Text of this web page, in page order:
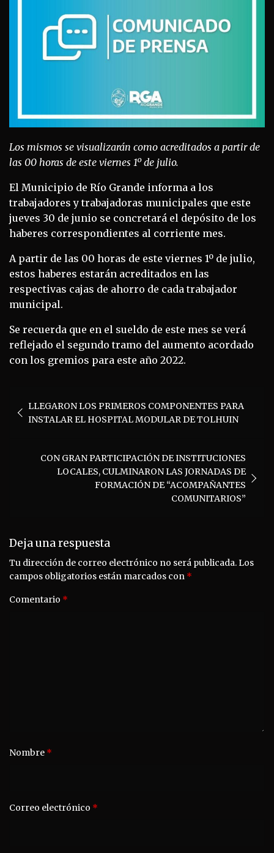
Los mismos se visualizarán como acreditados a partir de
las 00 horas de este viernes 1º de julio.
El Municipio de Río Grande informa a los
trabajadores y trabajadoras municipales que este
jueves 30 de junio se concretará el depósito de los
haberes correspondientes al corriente mes.
A partir de las 00 horas de este viernes 1º de julio,
estos haberes estarán acreditados en las
respectivas cajas de ahorro de cada trabajador
municipal.
Se recuerda que en el sueldo de este mes se verá
reflejado el segundo tramo del aumento acordado
con los gremios para este año 2022.
de LLEGARON LOS PRIMEROS COMPONENTES PARA
INSTALAR EL HOSPITAL MODULAR DE TOLHUIN
CON GRAN PARTICIPACIÓN DE INSTITUCIONES
LOCALES, CULMINARON LAS JORNADAS DE
FORMACIÓN DE “ACOMPAÑANTES
COMUNITARIOS”
Deja una respuesta
Tu dirección de correo electrónico no será publicada.Los
campos obligatorios están marcados con *
Comentario *
Nombre *
Correo electrónico *